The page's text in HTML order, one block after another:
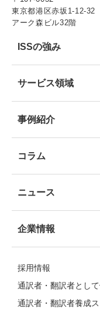
東京都港区赤坂1-12-32
アーク森ビル32階
ISSの強み
サービス領域
事例紹介
コラム
ニュース
企業情報
採用情報
通訳者・翻訳者として
通訳者・翻訳者養成